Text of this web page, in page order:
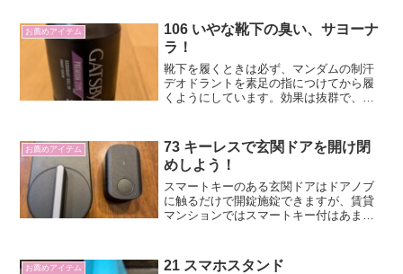
お薦めアイテム
106 いやな靴下の臭い、サヨーナ
ラ！
靴下を履くときは必ず、マンダムの制汗
デオドラントを素足の指につけてから履
くようにしています。効果は抜群で、履
りました。
お薦めアイテム
73 キーレスで玄関ドアを開け閉
めしよう！
スマートキーのある玄関ドアはドアノブ
に触るだけで開錠施錠できますが、賃貸
マンションではスマートキー付はあまり
お薦めアイテム 21 スマホスタンド